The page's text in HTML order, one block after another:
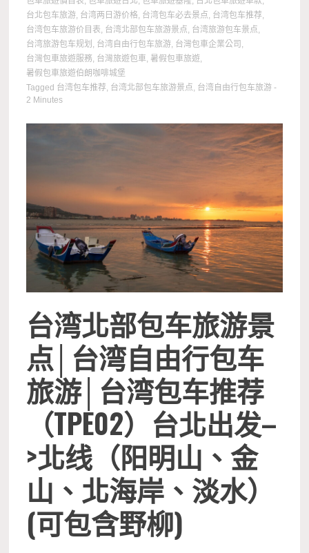
台北包车旅游, 台湾两日游价格, 台湾包车必去景点, 台湾包车推荐,
台湾包车旅游价目表, 台湾北部包车旅游景点, 台湾旅游包车景点,
台湾旅游包车规划 , 台湾自由行包车旅游, 台灣包車企業公司 ,
台灣包車旅遊服務, 台灣旅遊包車, 暑假包車旅遊,
暑假包車旅遊伯朗咖啡城堡
Tagged 台湾包车推荐, 台湾北部包车旅游景点, 台湾自由行包车旅游 -
2 Minutes
台湾北部包车旅游景
点│台湾自由行包车
旅游│台湾包车推荐
（TPE02）台北出发–
>北线（阳明山、金
山、北海岸、淡水）
(可包含野柳)